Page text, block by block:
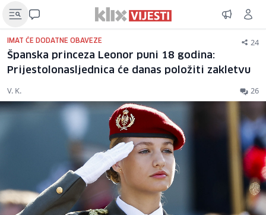
IMAT ĆE DODATNE OBAVEZE 24
Španska princeza Leonor puni 18 godina:
Prijestolonasljednica će danas položiti zakletvu
V. K. 26